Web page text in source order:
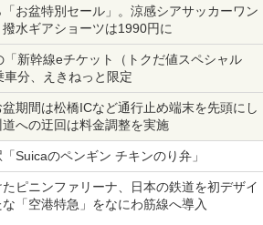
お盆特別セール」。涼感シアサッカーワン
水ギアショーツは1990円に
新幹線eチケット（トクだ値スペシャル
分、えきねっと限定
期間は松橋ICなど通行止め端末を先頭にし
への迂回は料金調整を実施
「Suicaのペンギン チキンのり弁」
ピニンファリーナ、日本の鉄道を初デザイ
「空港特急」をなにわ筋線へ導入